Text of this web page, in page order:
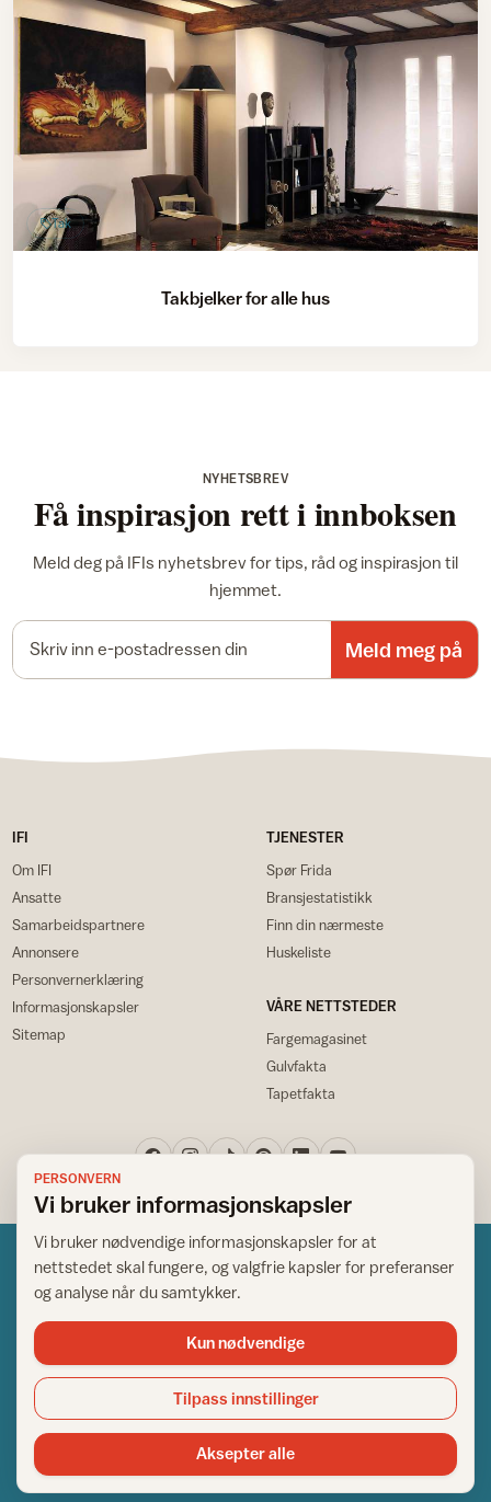
Tak
Takbjelker for alle hus
NYHETSBREV
Få inspirasjon rett i innboksen
Meld deg på IFIs nyhetsbrev for tips, råd og inspirasjon til
hjemmet.
Meld meg på
IFI
Om IFI
Ansatte
Samarbeidspartnere
Annonsere
Personvernerklæring
Informasjonskapsler
Sitemap
TJENESTER
Spør Frida
Bransjestatistikk
Finn din nærmeste
Huskeliste
VÅRE NETTSTEDER
Fargemagasinet
Gulvfakta
Tapetfakta
Norsk råd for hjem og bygg
Copyright © 1995-2026. All Rights Reserved.
Ansvarlig redaktør: Helge Bod Vangen
Utgiver: IFI - Norsk råd for hjem og bygg
PERSONVERN
Vi bruker informasjonskapsler
Vi bruker nødvendige informasjonskapsler for at
nettstedet skal fungere, og valgfrie kapsler for preferanser
og analyse når du samtykker.
Kun nødvendige
Tilpass innstillinger
Aksepter alle